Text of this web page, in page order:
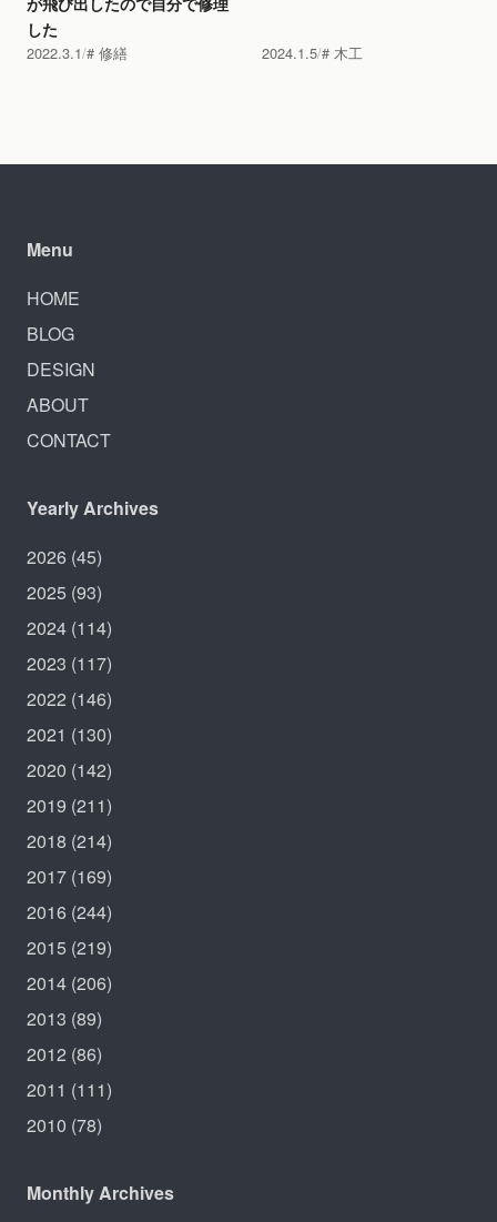
した
2022.3.1 修繕 2024.1.5 木工
Menu
HOME
BLOG
DESIGN
ABOUT
CONTACT
Yearly Archives
2026 (45)
2025 (93)
2024 (114)
2023 (117)
2022 (146)
2021 (130)
2020 (142)
2019 (211)
2018 (214)
2017 (169)
2016 (244)
2015 (219)
2014 (206)
2013 (89)
2012 (86)
2011 (111)
2010 (78)
Monthly Archives